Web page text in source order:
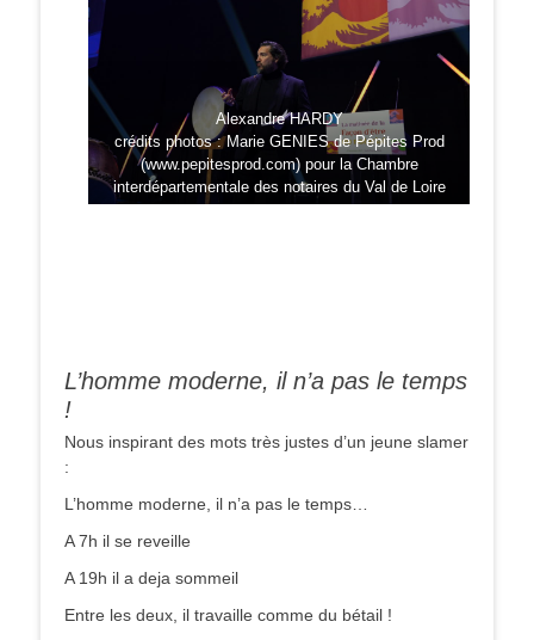
Alexandre HARDY
crédits photos : Marie GENIES de Pépites Prod
(www.pepitesprod.com) pour la Chambre
interdépartementale des notaires du Val de Loire
L’homme moderne, il n’a pas le temps
!
Nous inspirant des mots très justes d’un jeune slamer
:
L’homme moderne, il n’a pas le temps…
A 7h il se reveille
A 19h il a deja sommeil
Entre les deux, il travaille comme du bétail !